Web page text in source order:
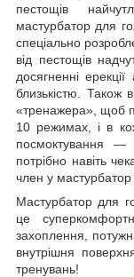
пестощів
мастурбатор для
спеціально
від пестощів
досягненні
близькістю. Також
«тренажера», щоб
10 режимах, і в
посмоктування —
потрібно навіть
член у
Мастурбатор для
це
захоплення,
внутрішня
тренувань!